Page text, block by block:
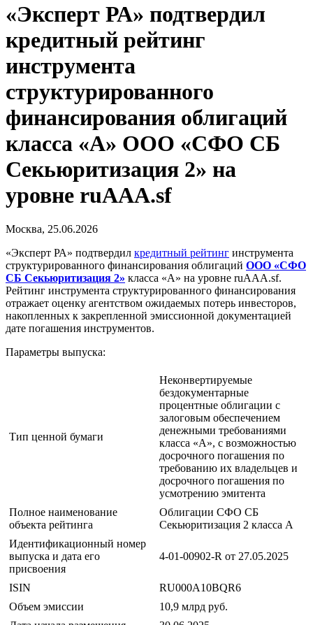
«Эксперт РА» подтвердил
кредитный рейтинг
инструмента
структурированного
финансирования облигаций
класса «А» ООО «СФО СБ
Секьюритизация 2» на
уровне ruAAA.sf
Москва, 25.06.2026
«Эксперт РА» подтвердил кредитный рейтинг инструмента
структурированного финансирования облигаций ООО «СФО
СБ Секьюритизация 2» класса «А» на уровне ruAAA.sf.
Рейтинг инструмента структурированного финансирования
отражает оценку агентством ожидаемых потерь инвесторов,
накопленных к закрепленной эмиссионной документацией
дате погашения инструментов.
Параметры выпуска:
Тип ценной бумаги
Неконвертируемые
бездокументарные
процентные облигации с
залоговым обеспечением
денежными требованиями
класса «А», с возможностью
досрочного погашения по
требованию их владельцев и
досрочного погашения по
усмотрению эмитента
Полное наименование
объекта рейтинга
Облигации СФО СБ
Секьюритизация 2 класса А
Идентификационный номер
выпуска и дата его
присвоения
4-01-00902-R от 27.05.2025
ISIN
RU000A10BQR6
Объем эмиссии
10,9 млрд руб.